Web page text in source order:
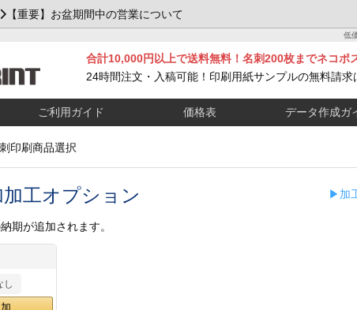
【重要】お盆期間中の営業について
低
合計10,000円以上で送料無料！名刺200枚までネコポ
24時間注文・入稿可能！印刷用紙サンプルの無料請求
ご利用ガイド 価格表 データ作成ガ
刷商品選択
工オプション ▶加
期が追加されます。
し